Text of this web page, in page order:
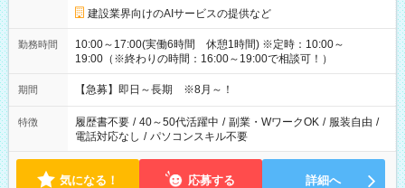
建設業界向けのAIサービスの提供など
勤務時間
10:00～17:00(実働6時間 休憩1時間) ※定時：10:00～
19:00（※終わりの時間：16:00～19:00で相談可！）
期間 【急募】即日～長期 ※8月～！
特徴 履歴書不要 / 40～50代活躍中 / 副業・WワークOK / 服装自由 /
電話対応なし / パソコンスキル不要
気になる！ 応募する 詳細へ